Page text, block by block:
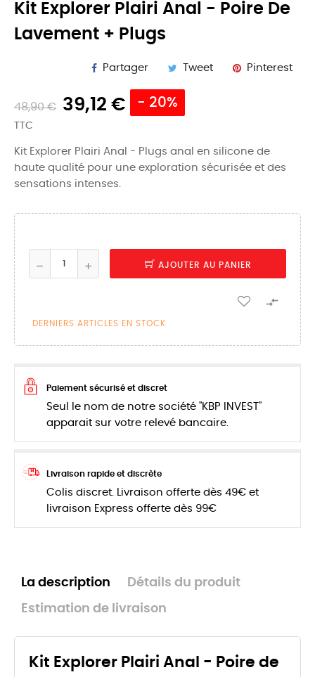
Kit Explorer Plairi Anal - Poire De
Lavement + Plugs
Partager Tweet Pinterest
48,90 € 39,12 € - 20%
TTC
Kit Explorer Plairi Anal - Plugs anal en silicone de
haute qualité pour une exploration sécurisée et des
sensations intenses.
AJOUTER AU PANIER

DERNIERS ARTICLES EN STOCK
Paiement sécurisé et discret
Seul le nom de notre société "KBP INVEST"
apparait sur votre relevé bancaire.
Livraison rapide et discrète
Colis discret. Livraison offerte dès 49€ et
livraison Express offerte dès 99€
La description Détails du produit
Estimation de livraison
Kit Explorer Plairi Anal - Poire de